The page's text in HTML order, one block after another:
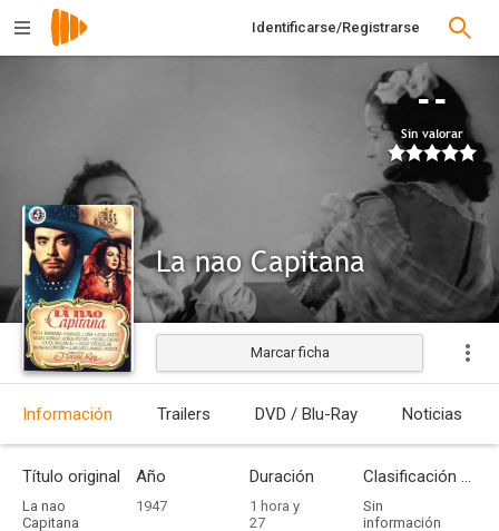
Identificarse/Registrarse
--
Sin valorar
La nao Capitana
Marcar ficha
Información Trailers DVD / Blu-Ray Noticias
Título original
La nao
Capitana
Año
1947
Duración
1 hora y
27
Clasificación por edades
Sin
información